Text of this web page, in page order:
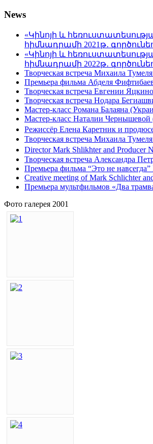
News
«Կինոյի և
հիմնադրամի 2021թ․
«Կինոյի և
հիմնադրամի 2022թ․
Творческая встреча Михаила
Премьера фильма Абделя
Творческая встреча Евгении
Творческая встреча Нодара
Мастер-класс Романа Балаяна
Мастер-класс Наталии
Режиссёр Елена Каретник и
Творческая встреча Михаила
Director Mark Shlikhter and Producer
Творческая встреча Александра
Премьера фильма “Это не
Creative meeting of Mark Schlichter
Премьера мультфильмов «Два
Фото галерея 2001